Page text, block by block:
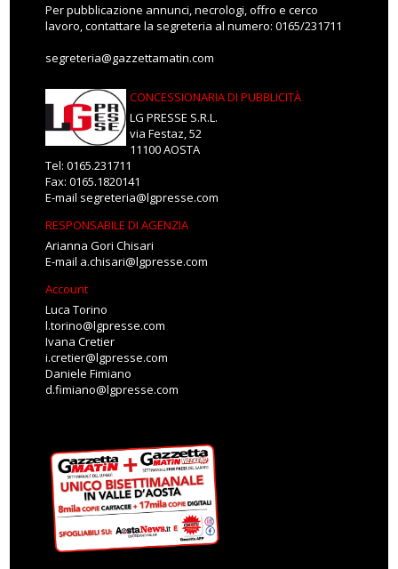
Per pubblicazione annunci, necrologi, offro e cerco
lavoro, contattare la segreteria al numero: 0165/231711
segreteria@gazzettamatin.com
CONCESSIONARIA DI PUBBLICITÀ
LG PRESSE S.R.L.
via Festaz, 52
11100 AOSTA
Tel: 0165.231711
Fax: 0165.1820141
E-mail segreteria@lgpresse.com
RESPONSABILE DI AGENZIA
Arianna Gori Chisari
E-mail a.chisari@lgpresse.com
Account
Luca Torino
l.torino@lgpresse.com
Ivana Cretier
i.cretier@lgpresse.com
Daniele Fimiano
d.fimiano@lgpresse.com